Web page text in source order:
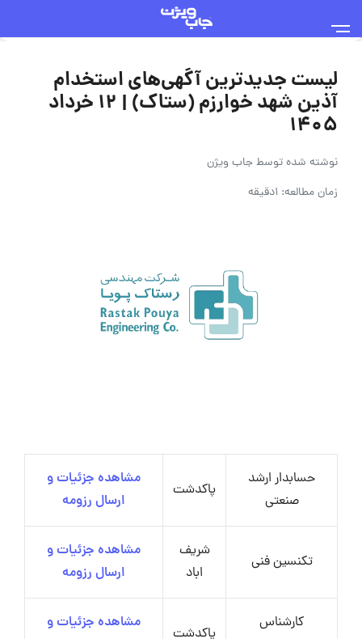
لیست جدیدترین آگهی‌های استخدام
آذین شهد خوارزم (ستاک) | 12 خرداد
۱۴۰۵
نوشته شده توسطجاب ویژن
زمان مطالعه: 1دقیقه
حسابدار ارشد
صنعتی
پاکدشت
مشاهده جزئیات و
ارسال رزومه
تکنسین فنی
شریف
اباد
مشاهده جزئیات و
ارسال رزومه
کارشناس
پاکدشت
مشاهده جزئیات و